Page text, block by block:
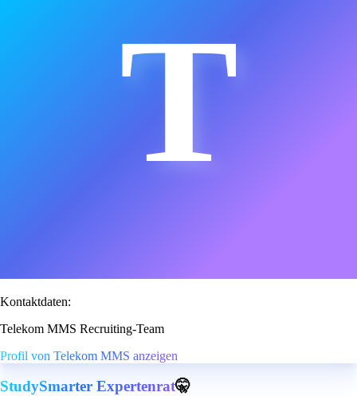
T
Kontaktdaten:
Telekom MMS Recruiting-Team
Profil von Telekom MMS anzeigen
StudySmarter Expertenrat🤫